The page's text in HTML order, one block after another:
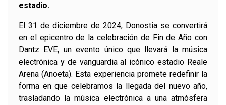
estadio.
El 31 de diciembre de 2024, Donostia se convertirá
en el epicentro de la celebración de Fin de Año con
Dantz EVE, un evento único que llevará la música
electrónica y de vanguardia al icónico estadio Reale
Arena (Anoeta). Esta experiencia promete redefinir la
forma en que celebramos la llegada del nuevo año,
trasladando la música electrónica a una atmósfera